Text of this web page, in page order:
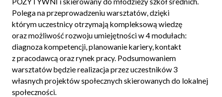
Polega na przeprowadzeniu warsztatów, dzięki
którym uczestnicy otrzymają kompleksową wiedzę
oraz możliwość rozwoju umiejętności w 4 modułach:
diagnoza kompetencji, planowanie kariery, kontakt
z pracodawcą oraz rynek pracy. Podsumowaniem
warsztatów będzie realizacja przez uczestników 3
własnych projektów społecznych skierowanych do lokalnej
społeczności.